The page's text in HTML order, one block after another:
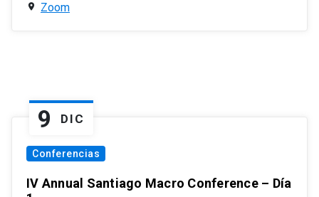
Zoom
9 DIC
Conferencias
IV Annual Santiago Macro Conference – Día